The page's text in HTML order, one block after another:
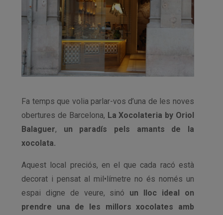
Fa temps que volia parlar-vos d’una de les noves
obertures de Barcelona, La Xocolateria by Oriol
Balaguer, un paradís pels amants de la
xocolata.
Aquest local preciós, en el que cada racó està
decorat i pensat al mil•límetre no és només un
espai digne de veure, sinó un lloc ideal on
prendre una de les millors xocolates amb